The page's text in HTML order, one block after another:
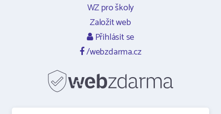
WZ pro školy
Založit web
Přihlásit se
/webzdarma.cz